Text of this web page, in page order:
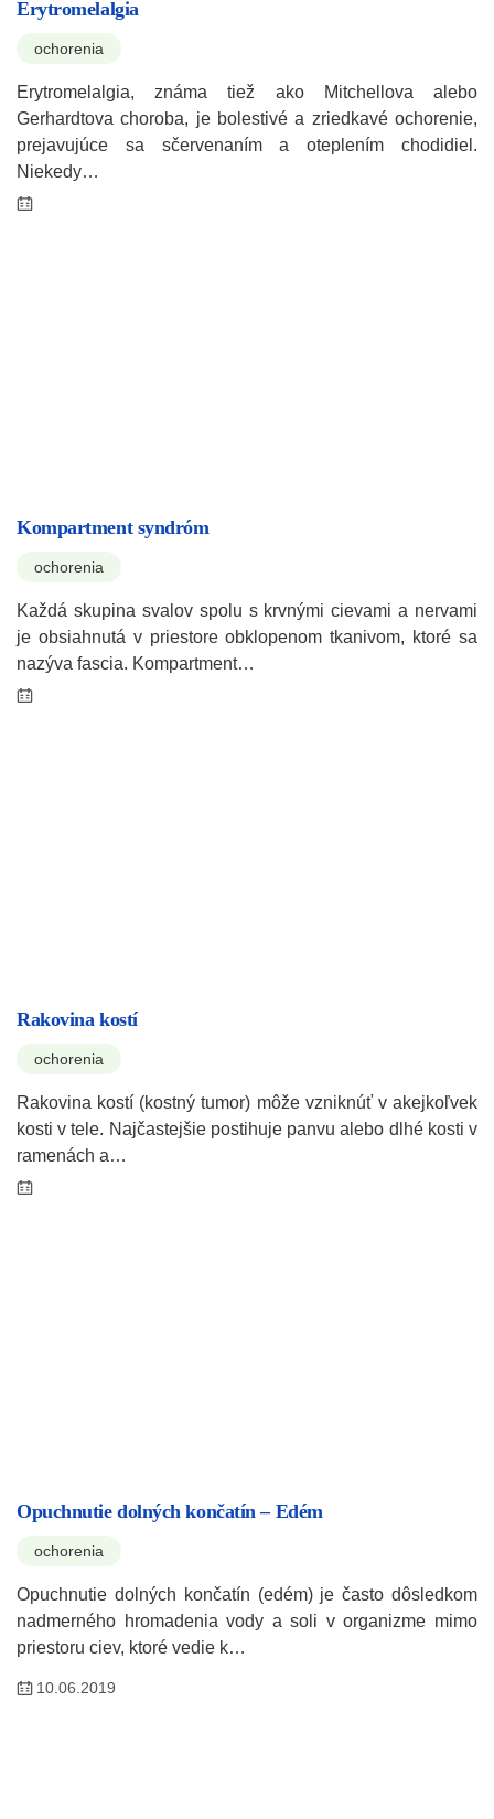
Erytromelalgia
ochorenia
Erytromelalgia, známa tiež ako Mitchellova alebo
Gerhardtova choroba, je bolestivé a zriedkavé ochorenie,
prejavujúce sa sčervenaním a oteplením chodidiel.
Niekedy…
Kompartment syndróm
ochorenia
Každá skupina svalov spolu s krvnými cievami a nervami
je obsiahnutá v priestore obklopenom tkanivom, ktoré sa
nazýva fascia. Kompartment…
Rakovina kostí
ochorenia
Rakovina kostí (kostný tumor) môže vzniknúť v akejkoľvek
kosti v tele. Najčastejšie postihuje panvu alebo dlhé kosti v
ramenách a…
Opuchnutie dolných končatín – Edém
ochorenia
Opuchnutie dolných končatín (edém) je často dôsledkom
nadmerného hromadenia vody a soli v organizme mimo
priestoru ciev, ktoré vedie k…
10.06.2019